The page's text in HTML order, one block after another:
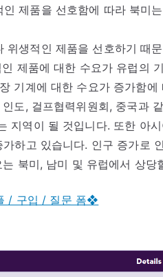
제품을 선호함에 따라 북미
위생적인 제품을 선호하기 때
제품에 대한 수요가 유럽의
기계에 대한 수요가 증가함
도, 걸프협력위원회, 중국과
지역이 될 것입니다. 또한 아
하고 있습니다. 인구 증가로
북미, 남미 및 유럽에서 상당
/ 구입 / 질문 폼❖